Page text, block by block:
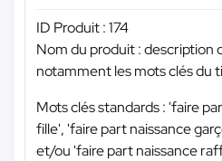
ID Produit : 174
Nom du produit : description
notamment les mots clés du
Mots clés standards : 'faire
fille', 'faire part naissance
et/ou 'faire part naissance